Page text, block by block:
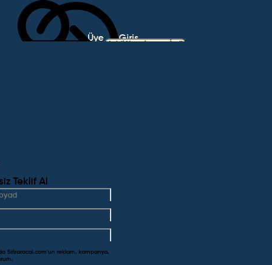
Üye
Giriş
Mobil Uygulamayı İndir
Teklif Al
Sifiraracal.com'un reklam, kampanya,